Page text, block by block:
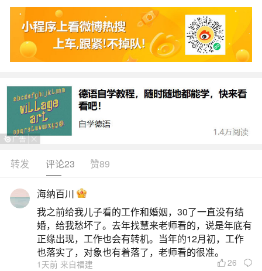
生活中像在家供佛超度婴灵都是很常见的问
题，但是小问题不注意可能会引起大麻烦，下面就
这个问题给大家做一些解读：
1、四十多天,今天做人流了,我杀生了,怎么补过
回答：阿弥陀佛,愿上师三宝接引宝宝往生西方
极乐世界明知有过还堕胎,对于婴灵来说怨气很大好
好念诵地藏经回向给他,以后不再造作另外请看纪录
婴儿
今天就为大家讲解到这里，一定要注意在家供
佛超度婴灵的问题，以免引起不必要的麻烦，大家
如果有问题也可以联系小编。
转发 评论23 赞89
海纳百川
我之前给我儿子看的工作和婚姻，30了一直没有结
婚，给我愁坏了。去年找慧来老师看的，说是年底有
正缘出现，工作也会有转机。当年的12月初，工作
也落实了，对象也有着落了，老师看的很准。
1天前 来自福建 26